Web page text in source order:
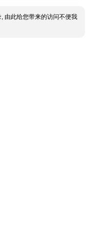
由此给您带来的访问不便我